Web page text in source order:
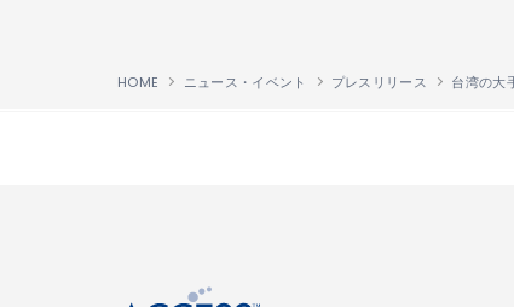
HOME ニュース・イベント プレスリリース